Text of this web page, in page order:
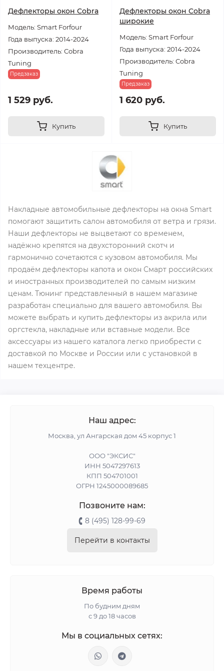
Дефлекторы окон Cobra
Модель: Smart Forfour
Года выпуска: 2014-2024
Производитель: Cobra
Tuning
Предзаказ
1 529 руб.
Купить
Дефлекторы окон Cobra
широкие
Модель: Smart Forfour
Года выпуска: 2014-2024
Производитель: Cobra
Tuning
Предзаказ
1 620 руб.
Купить
Накладные автомобильные дефлекторы на окна Smart
помогают защитить салон автомобиля от ветра и грязи.
Наши дефлекторы не выцветают со временем,
надёжно крепятся на двухсторонний скотч и
гармонично сочетаются с кузовом автомобиля. Мы
продаём дефлекторы капота и окон Смарт российских
и иностранных производителей по самым низким
ценам. Тюнинг представленный в нашем магазине
разработан специально для вашего автомобиля. Вы
можете выбрать и купить дефлекторы из акрила или
оргстекла, накладные или вставные модели. Все
аксессуары из нашего каталога легко приобрести с
доставкой по Москве и России или с установкой в
нашем техцентре.
Наш адрес:
Москва, ул Ангарская дом 45 корпус 1
ООО "ЭКСИС"
ИНН 5047297613
КПП 504701001
ОГРН 1245000089685
Позвоните нам:
8 (495) 128-99-69
Перейти в контакты
Время работы
По будним дням
с 9 до 18 часов
Мы в социальных сетях: